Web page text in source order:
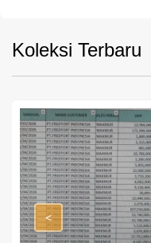
Koleksi Terbaru
<